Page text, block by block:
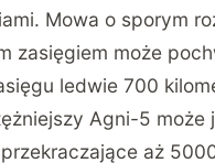
Mowa o sporym
zasięgiem może
ledwie 700
Agni-5 może
przekraczające aż